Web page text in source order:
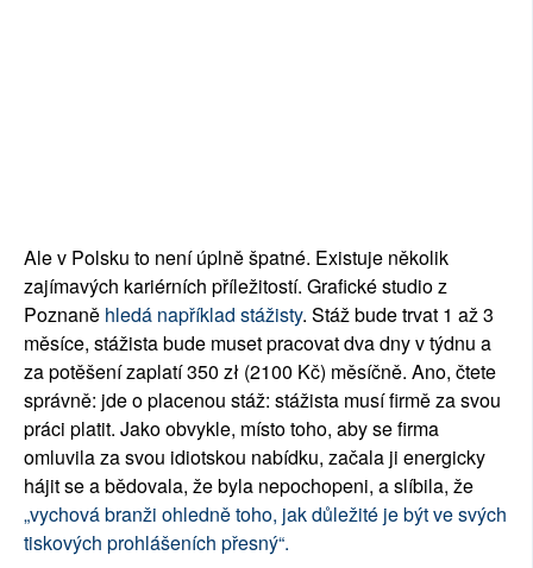
Ale v Polsku to není úplně špatné. Existuje několik
zajímavých kariérních příležitostí. Grafické studio z
Poznaně hledá například stážisty. Stáž bude trvat 1 až 3
měsíce, stážista bude muset pracovat dva dny v týdnu a
za potěšení zaplatí 350 zł (2100 Kč) měsíčně. Ano, čtete
správně: jde o placenou stáž: stážista musí firmě za svou
práci platit. Jako obvykle, místo toho, aby se firma
omluvila za svou idiotskou nabídku, začala ji energicky
hájit se a bědovala, že byla nepochopeni, a slíbila, že
„vychová branži ohledně toho, jak důležité je být ve svých
tiskových prohlášeních přesný“.